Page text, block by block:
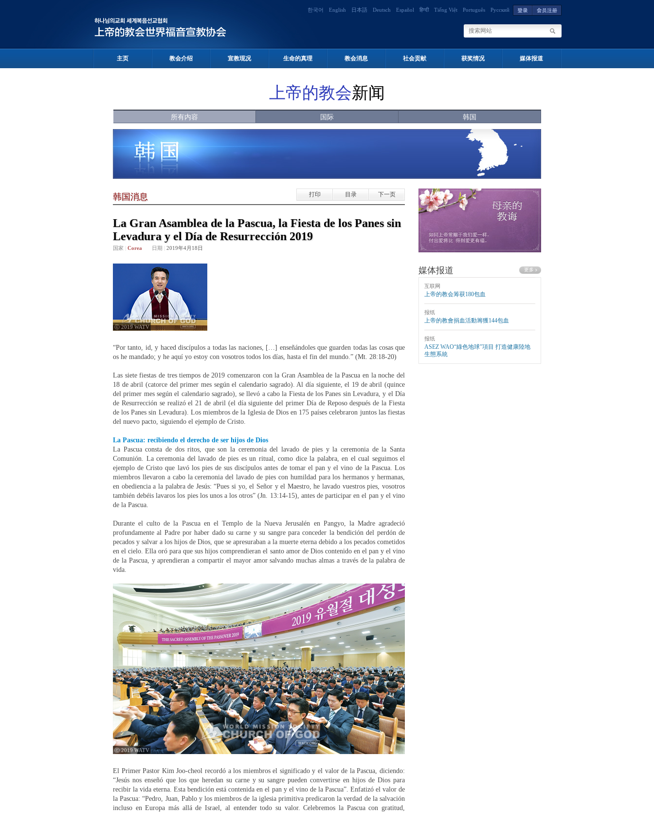
한국어 English 日本語 Deutsch Español हिन्दी Tiếng Việt Português Русский
主页 教会介绍 宣教现况 生命的真理 教会消息 社会贡献 获奖情况 媒体报道
上帝的教会新闻
所有内容 国际 韩国
韩国消息 打印 目录 下一页
La Gran Asamblea de la Pascua, la Fiesta de los Panes sin
Levadura y el Día de Resurrección 2019
国家 Corea 日期 2019年4月18日
ⓒ 2019 WATV
“Por tanto, id, y haced discípulos a todas las naciones, […] enseñándoles que guarden todas las cosas que
os he mandado; y he aquí yo estoy con vosotros todos los días, hasta el fin del mundo.” (Mt. 28:18-20)
Las siete fiestas de tres tiempos de 2019 comenzaron con la Gran Asamblea de la Pascua en la noche del
18 de abril (catorce del primer mes según el calendario sagrado). Al día siguiente, el 19 de abril (quince
del primer mes según el calendario sagrado), se llevó a cabo la Fiesta de los Panes sin Levadura, y el Día
de Resurrección se realizó el 21 de abril (el día siguiente del primer Día de Reposo después de la Fiesta
de los Panes sin Levadura). Los miembros de la Iglesia de Dios en 175 países celebraron juntos las fiestas
del nuevo pacto, siguiendo el ejemplo de Cristo.
La Pascua: recibiendo el derecho de ser hijos de Dios
La Pascua consta de dos ritos, que son la ceremonia del lavado de pies y la ceremonia de la Santa
Comunión. La ceremonia del lavado de pies es un ritual, como dice la palabra, en el cual seguimos el
ejemplo de Cristo que lavó los pies de sus discípulos antes de tomar el pan y el vino de la Pascua. Los
miembros llevaron a cabo la ceremonia del lavado de pies con humildad para los hermanos y hermanas,
en obediencia a la palabra de Jesús: “Pues si yo, el Señor y el Maestro, he lavado vuestros pies, vosotros
también debéis lavaros los pies los unos a los otros” (Jn. 13:14-15), antes de participar en el pan y el vino
de la Pascua.
Durante el culto de la Pascua en el Templo de la Nueva Jerusalén en Pangyo, la Madre agradeció
profundamente al Padre por haber dado su carne y su sangre para conceder la bendición del perdón de
pecados y salvar a los hijos de Dios, que se apresuraban a la muerte eterna debido a los pecados cometidos
en el cielo. Ella oró para que sus hijos comprendieran el santo amor de Dios contenido en el pan y el vino
de la Pascua, y aprendieran a compartir el mayor amor salvando muchas almas a través de la palabra de
vida.
ⓒ 2019 WATV
El Primer Pastor Kim Joo-cheol recordó a los miembros el significado y el valor de la Pascua, diciendo:
“Jesús nos enseñó que los que heredan su carne y su sangre pueden convertirse en hijos de Dios para
recibir la vida eterna. Esta bendición está contenida en el pan y el vino de la Pascua”. Enfatizó el valor de
la Pascua: “Pedro, Juan, Pablo y los miembros de la iglesia primitiva predicaron la verdad de la salvación
incluso en Europa más allá de Israel, al entender todo su valor. Celebremos la Pascua con gratitud,
媒体报道
互联网
上帝的教会筹获180包血
报纸
上帝的教會捐血活動籌獲144包血
报纸
ASEZ WAO“綠色地球”項目 打造健康陸地
生態系統